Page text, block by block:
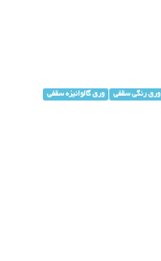
ورق رنگی سقفی
ورق گالوانیزه سقفی